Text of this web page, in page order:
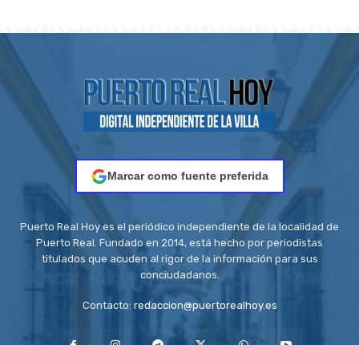
Marcar como fuente preferida
Puerto Real Hoy es el periódico independiente de la localidad de
Puerto Real. Fundado en 2014, está hecho por periodistas
titulados que acuden al rigor de la información para sus
conciudadanos.
Contacto: redaccion@puertorealhoy.es